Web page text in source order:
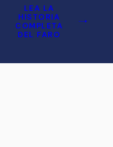
LEA LA
HISTORIA
COMPLETA
DEL FARO